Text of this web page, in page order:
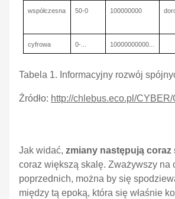
współczesna 50-0 100000000
cyfrowa 0-... 10000000000...
Tabela 1. Informacyjny rozwój
Źródło: http://chlebus.eco.pl/
Jak widać, zmiany następują coraz
coraz większą skalę. Zważywszy na
poprzednich, można by się
między tą epoką, która się właśnie